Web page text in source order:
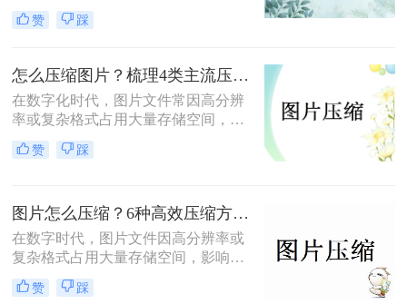
么怎么压缩图片大小呢？本文系统梳
理了 5 类主流压缩方法，助你高效平
赞 踩
怎么压缩图片？梳理4类主流压缩方法！
在数字化时代，图片文件常因高分辨
率或复杂格式占用大量存储空间，影
响传输和加载速度。掌握高效压缩方
法不仅能节省空间，还能提升用户体
平衡画质与体积。
赞 踩
图片怎么压缩？6种高效压缩方法分享！
在数字时代，图片文件因高分辨率或
复杂格式占用大量存储空间，影响传
输和加载速度。那么图片怎么压缩
呢？本文总结了6种高效压缩方法，
赞 踩